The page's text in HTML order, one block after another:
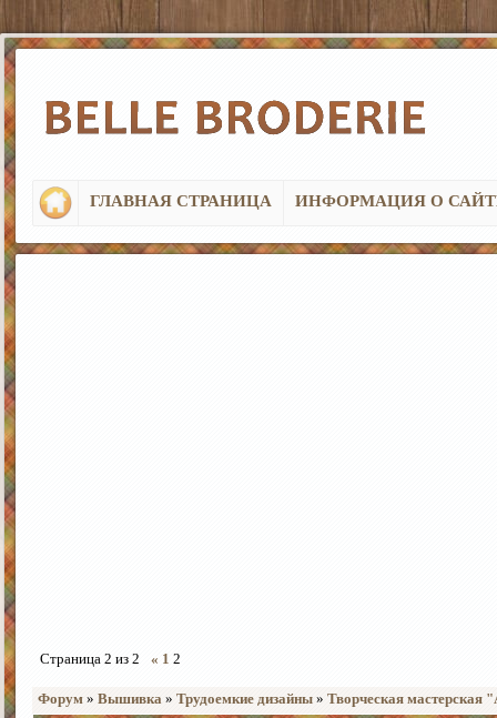
ГЛАВНАЯ СТРАНИЦА ИНФОРМАЦИЯ О
Страница 2 из 2 « 1 2
Форум » Вышивка » Трудоемкие дизайны » Творческая